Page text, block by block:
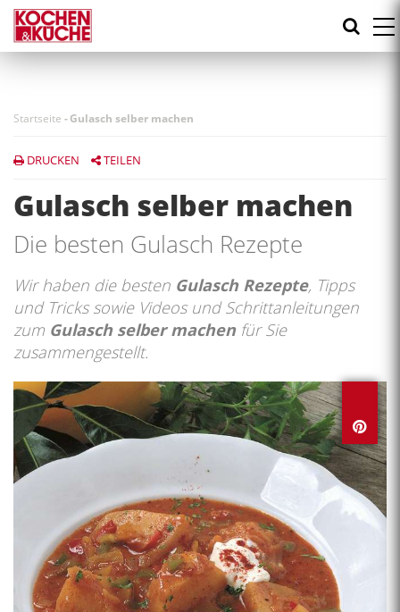
Direkt
zum
Inhalt
Startseite -Gulasch selber machen
DRUCKEN TEILEN
Gulasch selber machen
Die besten Gulasch Rezepte
Wir haben die besten Gulasch Rezepte, Tipps
und Tricks sowie Videos und Schrittanleitungen
zum Gulasch selber machenfür Sie
zusammengestellt.